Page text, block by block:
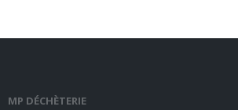
MP DÉCHÈTERIE